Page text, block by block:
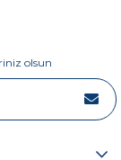
olsun